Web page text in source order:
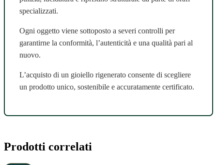
specializzati.
Ogni oggetto viene sottoposto a severi controlli per
garantirne la conformità, l’autenticità e una qualità pari al
nuovo.
L’acquisto di un gioiello rigenerato consente di scegliere
un prodotto unico, sostenibile e accuratamente certificato.
Prodotti correlati